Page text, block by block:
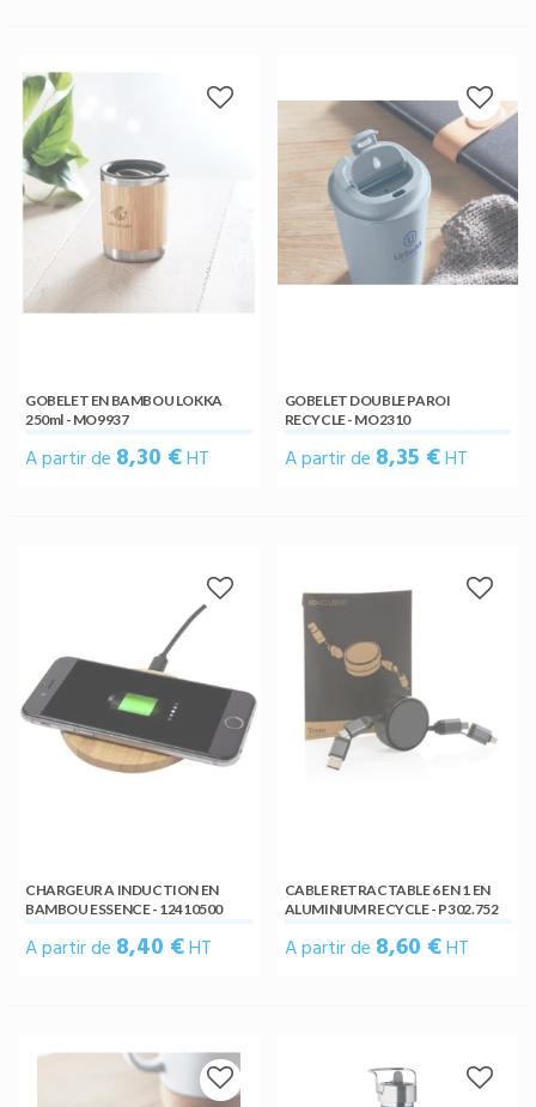
GOBELET EN BAMBOU LOKKA
250ml - MO9937
A partir de 8,30 €HT
GOBELET DOUBLE PAROI
RECYCLE - MO2310
A partir de 8,35 €HT
CHARGEUR A INDUCTION EN
BAMBOU ESSENCE - 12410500
A partir de 8,40 €HT
CABLE RETRACTABLE 6 EN 1 EN
ALUMINIUM RECYCLE - P302.752
A partir de 8,60 €HT